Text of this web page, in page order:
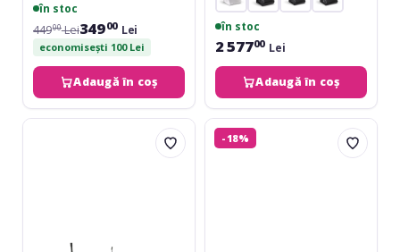
în stoc
44900Lei34900 Lei
economisești 100 Lei
Adaugă în coș
în stoc
2 57700 Lei
Adaugă în coș
LD
ROQ
Audio
-18%